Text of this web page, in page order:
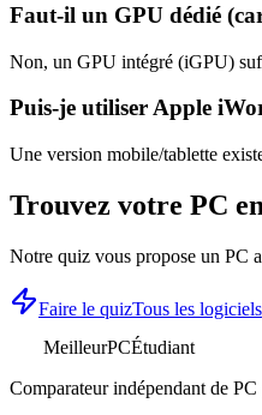
Faut-il un GPU dédié
Non, un GPU intégré (iGPU)
Puis-je utiliserApple
Une version mobile/tablette
Trouvez votre PC
Notre quiz vous propose un PC
Faire le quizTous les logiciels
MeilleurPCÉtudiant
Comparateur indépendant de